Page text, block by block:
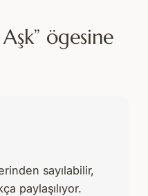
ögesine
sayılabilir,
paylaşılıyor.